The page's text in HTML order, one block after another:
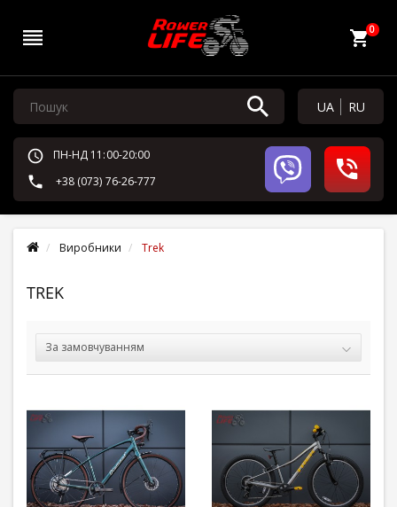
0
UA RU
ПН-НД 11:00-20:00
+38 (073) 76-26-777
Виробники Trek
TREK